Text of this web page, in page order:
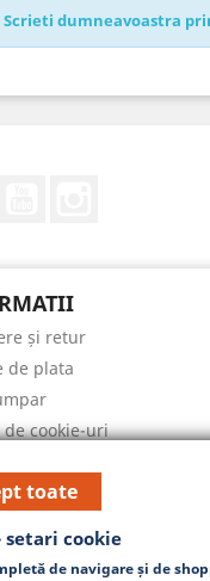
Scrieti dumneavoastra
și retur
de plata
de cookie-uri
contact
toate
cookie
de navigare și de